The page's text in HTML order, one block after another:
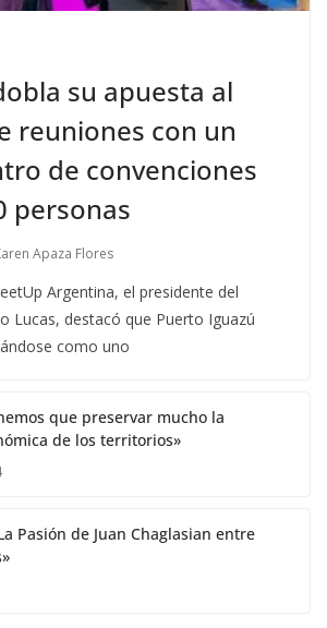
su apuesta al
reuniones con un
de convenciones
personas
Apaza Flores
Argentina, el presidente del
Lucas, destacó que Puerto Iguazú
como uno
que preservar mucho la
de los territorios»
Pasión de Juan Chaglasian entre